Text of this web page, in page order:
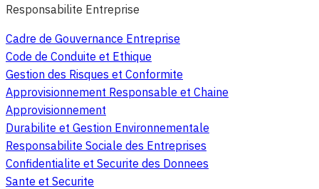
Responsabilite Entreprise
Cadre de Gouvernance Entreprise
Code de Conduite et Ethique
Gestion des Risques et Conformite
Approvisionnement Responsable et Chaine
Approvisionnement
Durabilite et Gestion Environnementale
Responsabilite Sociale des Entreprises
Confidentialite et Securite des Donnees
Sante et Securite